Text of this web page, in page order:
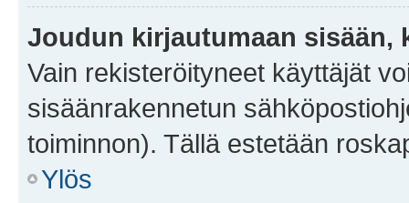
Joudun kirjautumaan sisään,
Vain rekisteröityneet käyttäjät
sisäänrakennetun
toiminnon). Tällä estetään
Ylös